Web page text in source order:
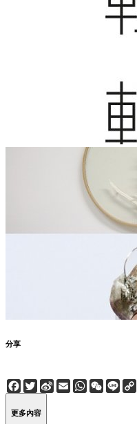
分享
Facebook
Twitter
Sina
Weibo
EmailWhatsApp
WeChat
Line
更多內容